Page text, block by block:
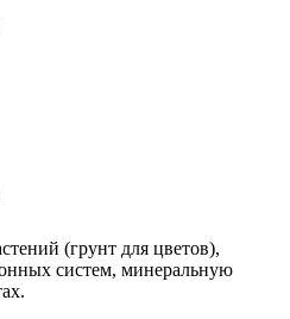
(грунт для цветов),
систем, минеральную